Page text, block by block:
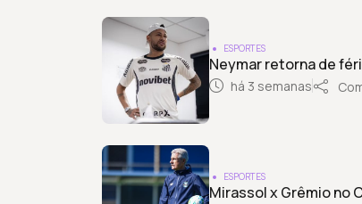
ESPORTES
Neymar retorna de
há 3 semanas
ESPORTES
Mirassol x Grêmio no